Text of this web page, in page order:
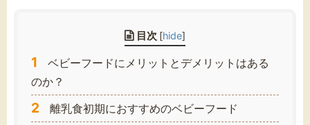
目次 [hide]
1
ベビーフードにメリットとデメリットはある
のか？
2 離乳食初期におすすめのベビーフード